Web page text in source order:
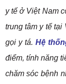
y tế ở Việt Nam
trung tâm y tế tại
gọi y tá. Hệ
điểm, tính năng
chăm sóc bệnh